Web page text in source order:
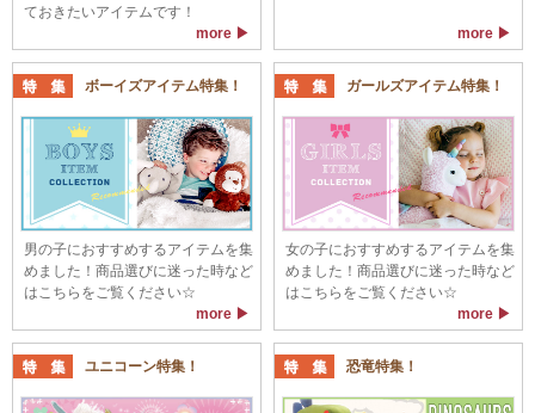
ておきたいアイテムです！
more ▶
more ▶
ボーイズアイテム特集！
男の子におすすめするアイテムを集
めました！商品選びに迷った時など
はこちらをご覧ください☆
more ▶
ガールズアイテム特集！
女の子におすすめするアイテムを集
めました！商品選びに迷った時など
はこちらをご覧ください☆
more ▶
ユニコーン特集！ 恐竜特集！